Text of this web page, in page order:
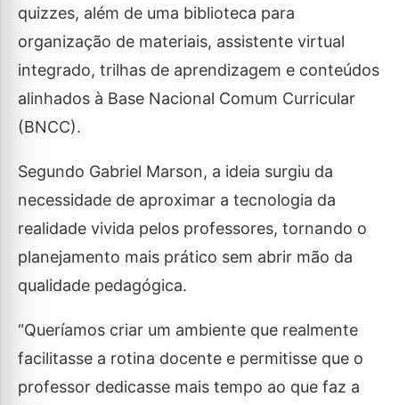
quizzes, além de uma biblioteca para
organização de materiais, assistente virtual
integrado, trilhas de aprendizagem e conteúdos
alinhados à Base Nacional Comum Curricular
(BNCC).
Segundo Gabriel Marson, a ideia surgiu da
necessidade de aproximar a tecnologia da
realidade vivida pelos professores, tornando o
planejamento mais prático sem abrir mão da
qualidade pedagógica.
“Queríamos criar um ambiente que realmente
facilitasse a rotina docente e permitisse que o
professor dedicasse mais tempo ao que faz a